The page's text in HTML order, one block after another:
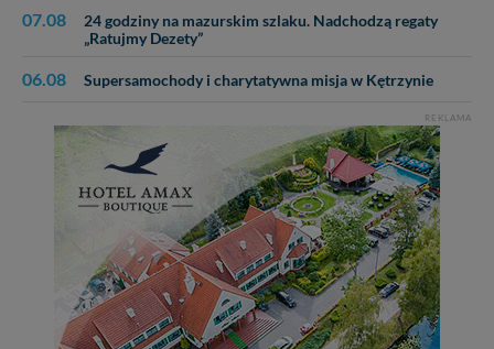
07.08
24 godziny na mazurskim szlaku. Nadchodzą regaty
„Ratujmy Dezety”
06.08 Supersamochody i charytatywna misja w Kętrzynie
REKLAMA